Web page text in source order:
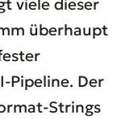
überhaupt
Pipeline. Der
Strings